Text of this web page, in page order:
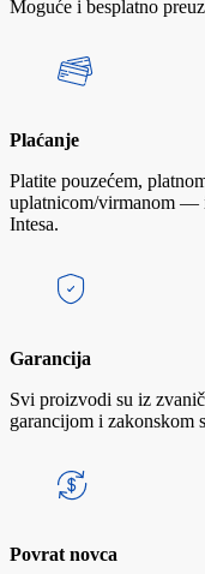
Moguće i besplatno
Plaćanje
Platite pouzećem,
uplatnicom/virmanom —
Intesa.
Garancija
Svi proizvodi su iz
garancijom i zakonskom
Povrat novca